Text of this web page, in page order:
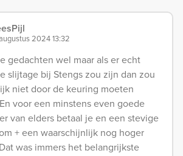
2024 13:32
gedachten wel maar als er echt
slijtage bij Stengs zou zijn dan zou
niet door de keuring moeten
voor een minstens even goede
van elders betaal je en een stevige
+ een waarschijnlijk nog hoger
was immers het belangrijkste